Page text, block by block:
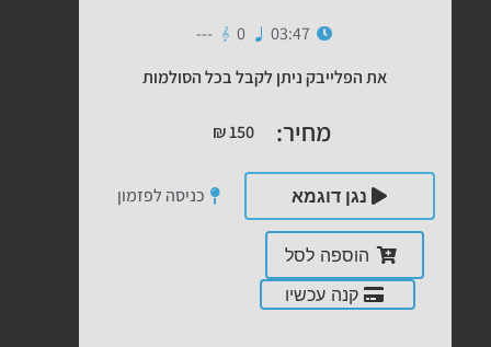
03:47
0
---
את הפלייבק ניתן לקבל בכל הסולמות
מחיר: ₪150
נגן דוגמא כניסה לפזמון
הוספה לסל
קנה עכשיו